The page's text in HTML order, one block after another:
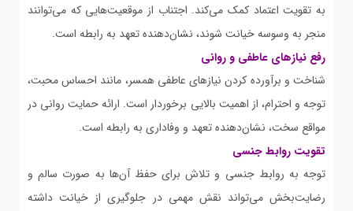
به تقویت اعتماد کمک می‌کند. اجتناب از موقعیت‌هایی که می‌توانند
منجر به وسوسه خیانت شوند، نشان‌دهنده تعهد به رابطه است.
رفع نیازهای عاطفی و روانی
شناخت و برآورده کردن نیازهای عاطفی همسر، مانند احساس محبت،
توجه و احترام، از اهمیت بالایی برخوردار است. ارائه حمایت روانی در
مواقع سخت، نشان‌دهنده تعهد و وفاداری به رابطه است.
تقویت روابط جنسی
توجه به روابط جنسی و تلاش برای حفظ آن‌ها به صورت سالم و
رضایت‌بخش می‌تواند نقش مهمی در جلوگیری از خیانت داشته